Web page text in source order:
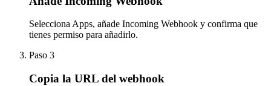
Selecciona Apps, añade Incoming Webhook y confirma que
tienes permiso para añadirlo.
Paso 3
Copia la URL del webhook